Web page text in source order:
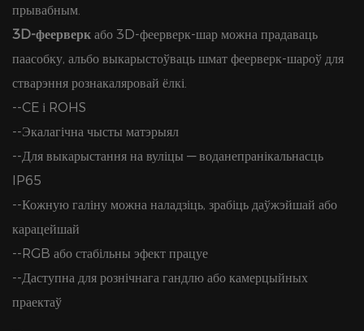
прывабным.
3D-феерверк або 3D-феерверк-шар можна прадаваць
паасобку, альбо выкарыстоўваць шмат феерверк-шароў для
стварэння рознакаляровай ёлкі.
--CE і ROHS
--Экалагічна чысты матэрыял
--Для выкарыстання на вуліцы — воданепранікальнасць
IP65
--Кожную галіну можна наладзіць, зрабіць даўжэйшай або
карацейшай
--RGB або стабільны эфект працуе
--Даступна для рознічнага гандлю або камерцыйных
праектаў